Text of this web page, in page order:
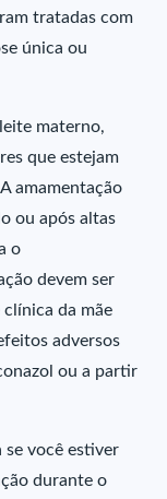
tratadas com
única ou
materno,
que estejam
amamentação
ou após altas
o
devem ser
da mãe
adversos
ou a partir
você estiver
durante o